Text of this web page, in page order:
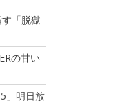
「脱獄
の甘い
」明日放